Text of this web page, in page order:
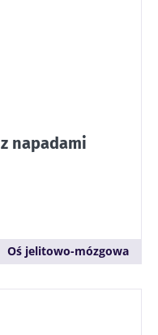
napadami
Oś jelitowo-mózgowa